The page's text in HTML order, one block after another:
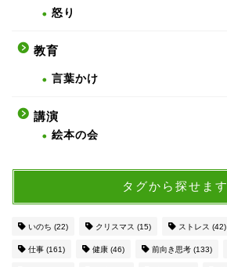
怒り
教育
言葉かけ
講演
絵本の会
タグから探せます
いのち (22) クリスマス (15) ストレス (42)
仕事 (161) 健康 (46) 前向き思考 (133)